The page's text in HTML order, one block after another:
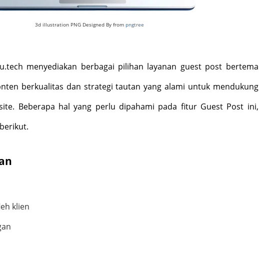
3d illustration PNG Designed By frompngtree
menyediakan berbagai pilihan layanan guest post bertema
berkualitas dan strategi tautan yang alami untuk mendukung
. Beberapa hal yang perlu dipahami pada fitur Guest Post ini,
klien